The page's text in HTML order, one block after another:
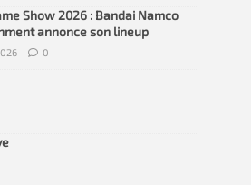
Show 2026 : Bandai Namco
annonce son lineup
0